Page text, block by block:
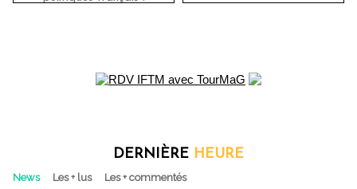
DERNIÈRE HEURE
News Les + lus Les + commentés